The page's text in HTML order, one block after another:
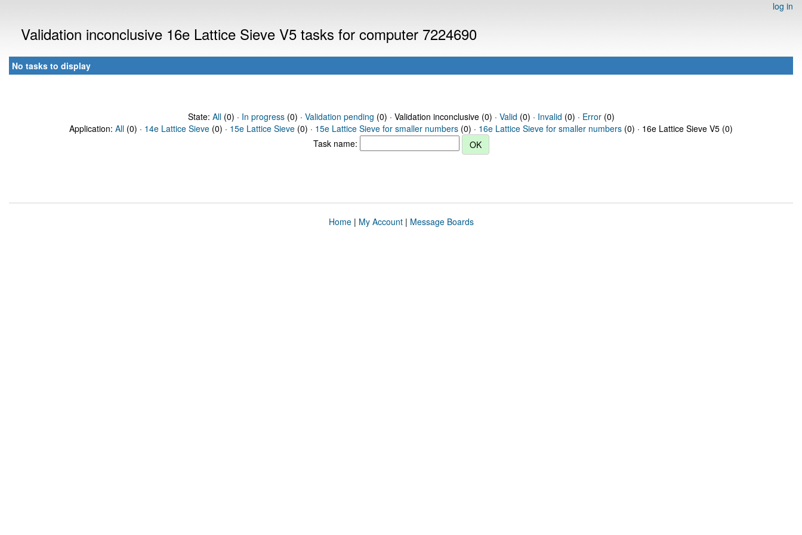
log in
Validation inconclusive 16e Lattice Sieve V5 tasks for computer 7224690
No tasks to display
State: All(0) · In progress(0) · Validation pending (0) · Validation inconclusive (0) · Valid (0) · Invalid (0) · Error(0)
Application: All (0) · 14e Lattice Sieve (0) · 15e Lattice Sieve (0) · 15e Lattice Sieve for smaller numbers (0) · 16e Lattice Sieve for smaller numbers (0) · 16e Lattice Sieve V5 (0)
Task name:
Home| My Account| Message Boards